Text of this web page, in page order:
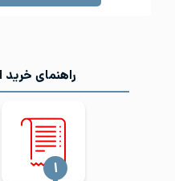
راهنمای خرید
‍۱